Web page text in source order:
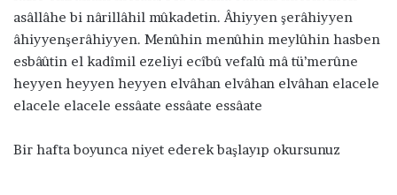
asâllâhe bi nârillâhil mûkadetin. Âhiyyen şerâhiyyen
âhiyyenşerâhiyyen. Menûhin menûhin meylûhin hasben
esbâûtin el kadîmil ezeliyi ecîbû vefalû mâ tü’merûne
heyyen heyyen heyyen elvâhan elvâhan elvâhan elacele
elacele elacele essâate essâate essâate
Bir hafta boyunca niyet ederek başlayıp okursunuz